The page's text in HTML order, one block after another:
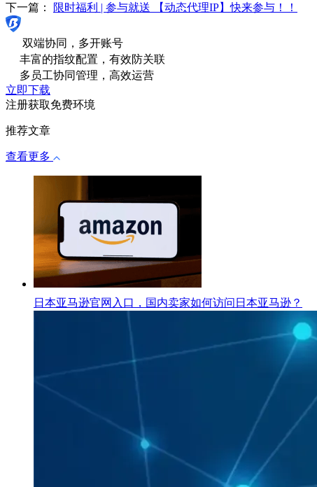
下一篇：
限时福利 | 参与就送 【动态代理IP】快来参与！！
双端协同，多开账号
丰富的指纹配置，有效防关联
多员工协同管理，高效运营
立即下载
注册获取免费环境
推荐文章
查看更多
日本亚马逊官网入口，国内卖家如何访问日本亚马逊？